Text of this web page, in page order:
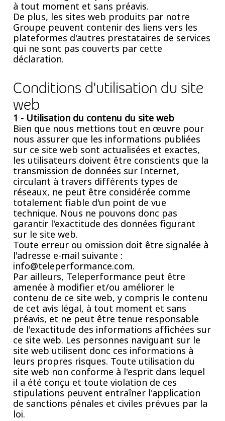
à tout moment et sans préavis.
De plus, les sites web produits par notre
Groupe peuvent contenir des liens vers les
plateformes d'autres prestataires de services
qui ne sont pas couverts par cette
déclaration.
Conditions d'utilisation du site
web
1 - Utilisation du contenu du site web
Bien que nous mettions tout en œuvre pour
nous assurer que les informations publiées
sur ce site web sont actualisées et exactes,
les utilisateurs doivent être conscients que la
transmission de données sur Internet,
circulant à travers différents types de
réseaux, ne peut être considérée comme
totalement fiable d'un point de vue
technique. Nous ne pouvons donc pas
garantir l'exactitude des données figurant
sur le site web.
Toute erreur ou omission doit être signalée à
l'adresse e-mail suivante :
info@teleperformance.com.
Par ailleurs, Teleperformance peut être
amenée à modifier et/ou améliorer le
contenu de ce site web, y compris le contenu
de cet avis légal, à tout moment et sans
préavis, et ne peut être tenue responsable
de l'exactitude des informations affichées sur
ce site web. Les personnes naviguant sur le
site web utilisent donc ces informations à
leurs propres risques. Toute utilisation du
site web non conforme à l'esprit dans lequel
il a été conçu et toute violation de ces
stipulations peuvent entraîner l'application
de sanctions pénales et civiles prévues par la
loi.